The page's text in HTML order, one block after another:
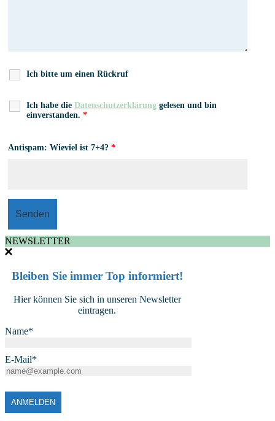
Ich bitte um einen Rückruf
Ich habe die Datenschutzerklärung gelesen und bin
einverstanden. *
Antispam: Wieviel ist 7+4? *
NEWSLETTER
Bleiben Sie immer Top informiert!
Hier können Sie sich in unseren Newsletter
eintragen.
Name*
E-Mail*
ANMELDEN